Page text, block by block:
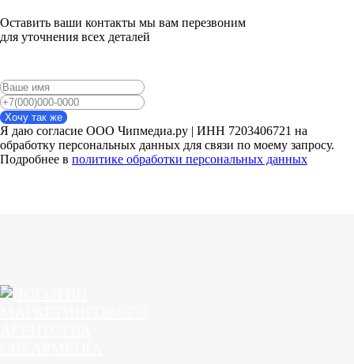
Оставить ваши контакты мы вам перезвоним
для уточнения всех деталей
Хочу так же
Я даю согласие ООО Чипмедиа.ру | ИНН 7203406721 на
обработку персональных данных для связи по моему запросу.
Подробнее в политике обработки персональных данных